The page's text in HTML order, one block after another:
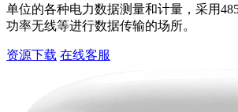
单位的各种电力数据测量和计量，采用
功率无线等进行数据传输的场所。
资源下载 在线客服